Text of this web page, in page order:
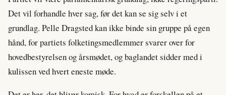
Det vil forhandle hver sag, før det kan se sig selv i et
grundlag. Pelle Dragsted kan ikke binde sin gruppe på egen
hånd, for partiets folketingsmedlemmer svarer over for
hovedbestyrelsen og årsmødet, og baglandet sidder med i
kulissen ved hvert eneste møde.